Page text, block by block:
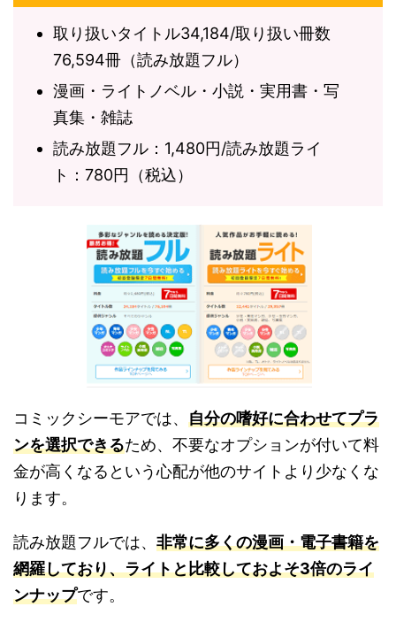
取り扱いタイトル34,184/取り扱い冊数
76,594冊（読み放題フル）
漫画・ライトノベル・小説・実用書・写
真集・雑誌
読み放題フル：1,480円/読み放題ライ
ト：780円（税込）
コミックシーモアでは、 自分の嗜好に合わせてプラ
ンを選択できるため、不要なオプションが付いて料
金が高くなるという心配が他のサイトより少なくな
ります。
読み放題フルでは、 非常に多くの漫画・電子書籍を
網羅しており、ライトと比較しておよそ3倍のライ
ンナップです。